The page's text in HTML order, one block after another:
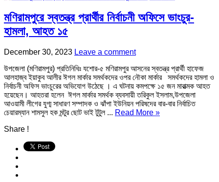
মণিরামপুরে স্বতন্ত্র প্রার্থীর নির্বাচনী অফিসে ভাংচুর-
হামলা, আহত ১৫
December 30, 2023 Leave a comment
উপজেলা (মণিরামপুর) প্রতিনিধিঃ যশোর-৫ মণিরামপুর আসনের স্বতন্ত্র প্রার্থী হাফেজ
আলহাজ্ব ইয়াকুব আলীর ঈগল মার্কার সমর্থকদের ওপর নৌকা মার্কার সমর্থকদের হামলা ও
নির্বাচনী অফিস ভাংচুরের অভিযোগ উঠেছে । এ ঘটনায় কমপক্ষে ১৫ জন মারাত্মক আহত
হয়েছেন। আহতরা হলেন ঈগল মার্কার সমর্থক ব্যবসায়ী তরিকুল ইসলাম,উপজেলা
আওয়ামী লীগের যুগ্ম সাধারণ সম্পাদক ও ঝাঁপা ইউনিয়ন পরিষদের বার-বার নির্বাচিত
চেয়ারম্যান শামসুল হক মন্টুর ছোট ভাই টুটুল ... Read More »
Share !